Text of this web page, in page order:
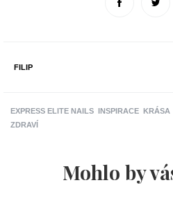
FILIP
EXPRESS ELITE NAILS INSPIRACE KRÁSA
ZDRAVÍ
Mohlo by